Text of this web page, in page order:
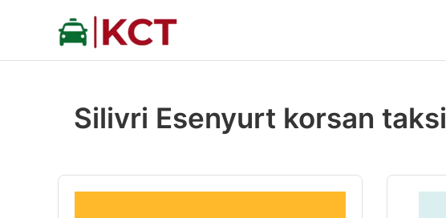
Silivri Esenyurt korsan taksi